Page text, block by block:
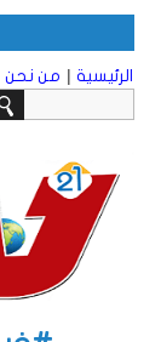
الرئيسية | من نحن